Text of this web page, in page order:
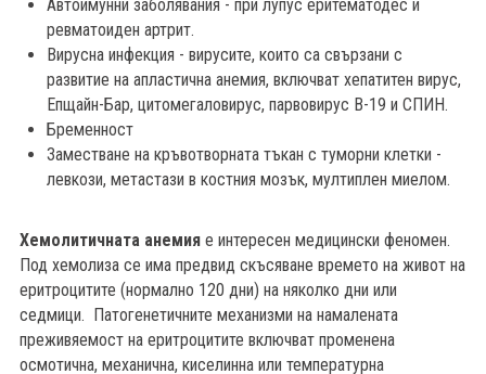
Автоимунни заболявания - при лупус еритематодес и
ревматоиден артрит.
Вирусна инфекция - вирусите, които са свързани с
развитие на апластична анемия, включват хепатитен вирус,
Епщайн-Бар, цитомегаловирус, парвовирус В-19 и СПИН.
Бременност
Заместване на кръвотворната тъкан с туморни клетки -
левкози, метастази в костния мозък, мултиплен миелом.
Хемолитичната анемияе интересен медицински феномен.
Под хемолиза се има предвид скъсяване времето на живот на
еритроцитите (нормално 120 дни) на няколко дни или
седмици. Патогенетичните механизми на намалената
преживяемост на еритроцитите включват променена
осмотична, механична, киселинна или температурна